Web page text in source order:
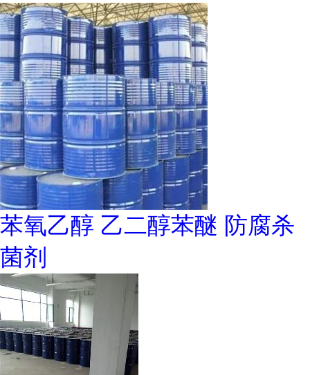
苯氧乙醇 乙二醇苯醚 防腐杀
菌剂